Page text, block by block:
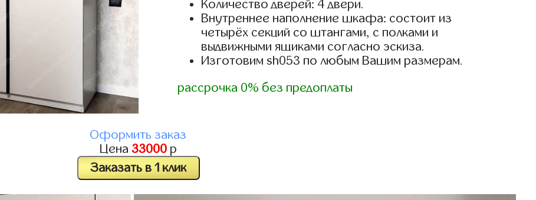
Количество дверей: 4 двери.
Внутреннее наполнение шкафа: состоит из
четырёх секций со штангами, с полками и
выдвижными ящиками согласно эскиза.
Изготовим sh053 по любым Вашим размерам.
рассрочка 0% без предоплаты
Оформить заказ
Цена 33000 р
Заказать в 1 клик